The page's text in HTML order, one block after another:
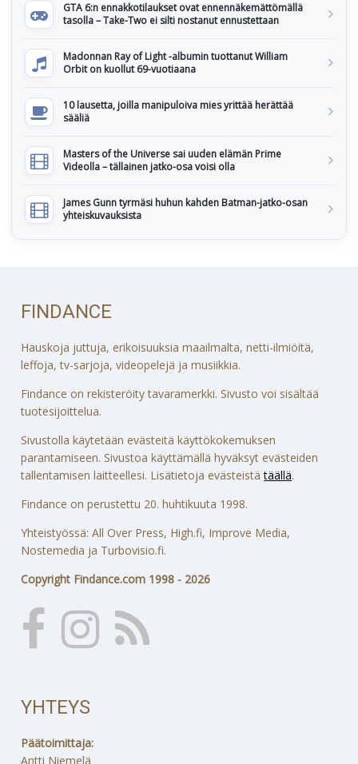
GTA 6:n ennakkotilaukset ovat ennennäkemättömällä
tasolla – Take-Two ei silti nostanut ennustettaan
Madonnan Ray of Light -albumin tuottanut William
Orbit on kuollut 69-vuotiaana
10 lausetta, joilla manipuloiva mies yrittää herättää
sääliä
Masters of the Universe sai uuden elämän Prime
Videolla – tällainen jatko-osa voisi olla
James Gunn tyrmäsi huhun kahden Batman-jatko-osan
yhteiskuvauksista
FINDANCE
Hauskoja juttuja, erikoisuuksia maailmalta, netti-ilmiöitä,
leffoja, tv-sarjoja, videopelejä ja musiikkia.
Findance on rekisteröity tavaramerkki. Sivusto voi sisältää
tuotesijoittelua.
Sivustolla käytetään evästeitä käyttökokemuksen
parantamiseen. Sivustoa käyttämällä hyväksyt evästeiden
tallentamisen laitteellesi. Lisätietoja evästeistätäällä.
Findance on perustettu 20. huhtikuuta 1998.
Yhteistyössä: All Over Press, High.fi, Improve Media,
Nostemedia ja Turbovisio.fi.
Copyright Findance.com 1998 - 2026
YHTEYS
Päätoimittaja:
Antti Niemelä